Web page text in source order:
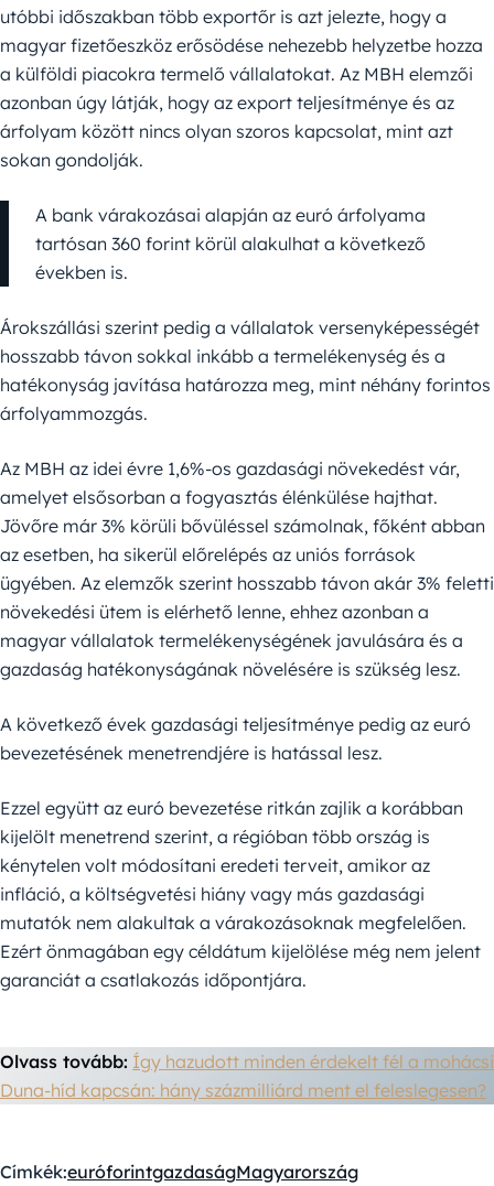
utóbbi időszakban több exportőr is azt jelezte, hogy a
magyar fizetőeszköz erősödése nehezebb helyzetbe hozza
a külföldi piacokra termelő vállalatokat. Az MBH elemzői
azonban úgy látják, hogy az export teljesítménye és az
árfolyam között nincs olyan szoros kapcsolat, mint azt
sokan gondolják.
A bank várakozásai alapján az euró árfolyama
tartósan 360 forint körül alakulhat a következő
években is.
Árokszállási szerint pedig a vállalatok versenyképességét
hosszabb távon sokkal inkább a termelékenység és a
hatékonyság javítása határozza meg, mint néhány forintos
árfolyammozgás.
Az MBH az idei évre 1,6%-os gazdasági növekedést vár,
amelyet elsősorban a fogyasztás élénkülése hajthat.
Jövőre már 3% körüli bővüléssel számolnak, főként abban
az esetben, ha sikerül előrelépés az uniós források
ügyében. Az elemzők szerint hosszabb távon akár 3% feletti
növekedési ütem is elérhető lenne, ehhez azonban a
magyar vállalatok termelékenységének javulására és a
gazdaság hatékonyságának növelésére is szükség lesz.
A következő évek gazdasági teljesítménye pedig az euró
bevezetésének menetrendjére is hatással lesz.
Ezzel együtt az euró bevezetése ritkán zajlik a korábban
kijelölt menetrend szerint, a régióban több ország is
kénytelen volt módosítani eredeti terveit, amikor az
infláció, a költségvetési hiány vagy más gazdasági
mutatók nem alakultak a várakozásoknak megfelelően.
Ezért önmagában egy céldátum kijelölése még nem jelent
garanciát a csatlakozás időpontjára.
Olvass tovább: Így hazudott minden érdekelt fél a mohácsi
Duna-híd kapcsán: hány százmilliárd ment el feleslegesen?
Címkék:euróforintgazdaságMagyarország